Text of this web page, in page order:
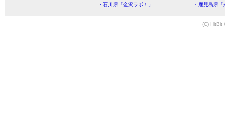
・石川県「金沢ラボ！」
・鹿児島県
(C) HitBit